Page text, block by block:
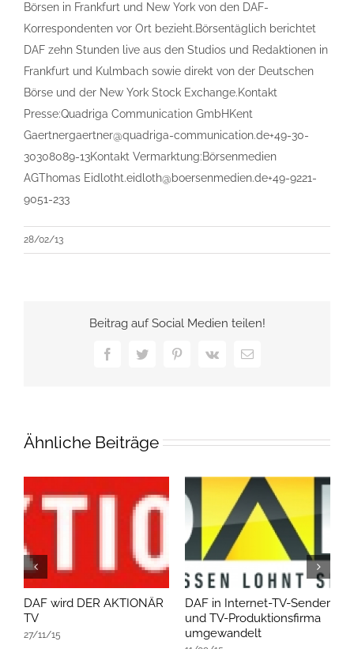
Börsen in Frankfurt und New York von den DAF-
Korrespondenten vor Ort bezieht.Börsentäglich berichtet
DAF zehn Stunden live aus den Studios und Redaktionen in
Frankfurt und Kulmbach sowie direkt von der Deutschen
Börse und der New York Stock Exchange.Kontakt
Presse:Quadriga Communication GmbHKent
Gaertnergaertner@quadriga-communication.de+49-30-
30308089-13Kontakt Vermarktung:Börsenmedien
AGThomas Eidlotht.eidloth@boersenmedien.de+49-9221-
9051-233
28/02/13
Beitrag auf Social Medien teilen!
FacebookTwitterPinterest
Vk
E-
Ähnliche Beiträge
DAF wird DER AKTIONÄR
TV
27/11/15
DAF in Internet-TV-Sender
und TV-Produktionsfirma
umgewandelt